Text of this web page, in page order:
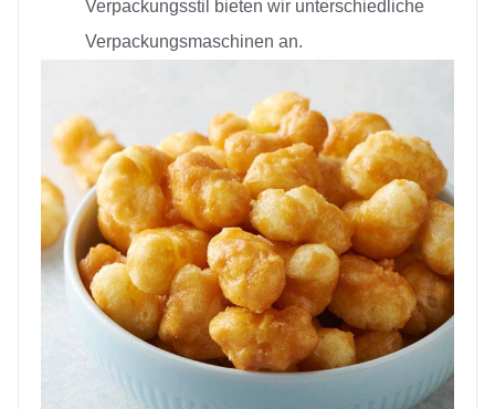
Verpackungsstil bieten wir unterschiedliche
Verpackungsmaschinen an.